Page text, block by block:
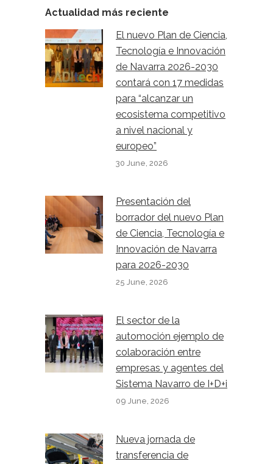
Actualidad más reciente
El nuevo Plan de Ciencia,
Tecnología e Innovación
de Navarra 2026-2030
contará con 17 medidas
para “alcanzar un
ecosistema competitivo
a nivel nacional y
europeo”
30 June, 2026
Presentación del
borrador del nuevo Plan
de Ciencia, Tecnología e
Innovación de Navarra
para 2026-2030
25 June, 2026
El sector de la
automoción ejemplo de
colaboración entre
empresas y agentes del
Sistema Navarro de I+D+i
09 June, 2026
Nueva jornada de
transferencia de